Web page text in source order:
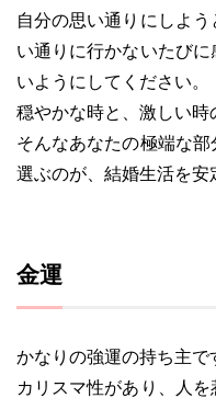
自分の思い通りにしよ
い通りに行かないたび
いようにしてください。
穏やかな時と、激しい時
そんなあなたの極端な
選ぶのが、結婚生活を安
金運
かなりの強運の持ち主で
カリスマ性があり、人